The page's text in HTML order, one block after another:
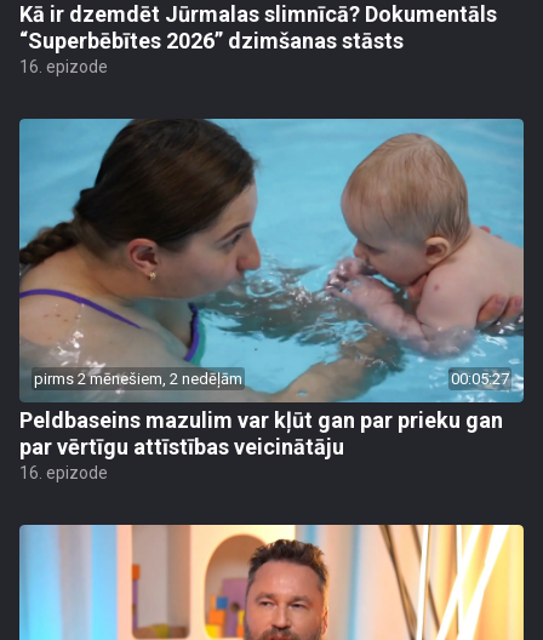
Kā ir dzemdēt Jūrmalas slimnīcā? Dokumentāls
“Superbēbītes 2026” dzimšanas stāsts
16. epizode
pirms 2 mēnešiem, 2 nedēļām 00:05:27
Peldbaseins mazulim var kļūt gan par prieku gan
par vērtīgu attīstības veicinātāju
16. epizode